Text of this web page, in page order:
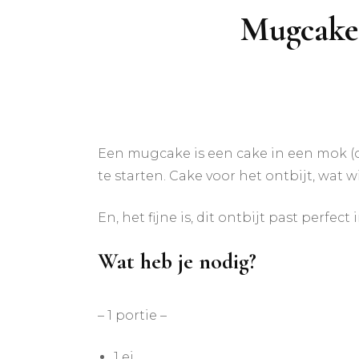
Een mugcake is een cake in een mok
te starten. Cake voor het ontbijt, wat
En, het fijne is, dit ontbijt past perfect
Wat heb je nodig?
– 1 portie –